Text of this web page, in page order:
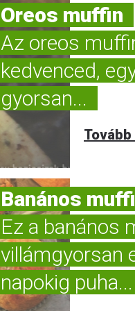
Oreos muffin
Az oreos
kedvenced,
gyorsan...
Banános
Ez a banános
villámgyorsan
napokig puha...